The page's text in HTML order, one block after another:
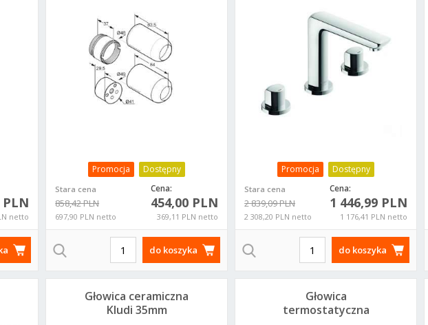
22045000
katowy
pod baterie
Grohe 22043000
zaworek katowy
pod baterie
1/2x1/2 chrom
Grohe 22041MS1
zaworek katowy
pod baterie
Grohe
22041MG1
zaworek katowy
pod baterie
1/2x1/2 satin
sgraphite
Grohe
zaworek
pod
PLN
netto
Promocja Dostępny
Stara cena
858,42 PLN
697,90 PLN netto
Cena:
454,00 PLN
369,11 PLN netto
745800000
do koszyka
Promocja Dostępny
Stara cena
2 839,09 PLN
2 308,20 PLN netto
Cena:
1 446,99 PLN
1 176,41 PLN netto
do koszyka
Głowica ceramiczna
Kludi 35mm
Głowica
termostatyczna